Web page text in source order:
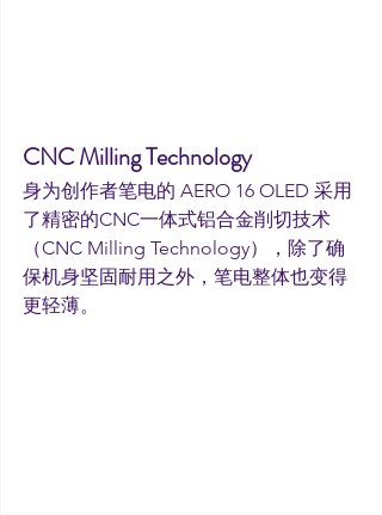
CNC Milling Technology
身为创作者笔电的 AERO 16 OLED 采用
了精密的CNC一体式铝合金削切技术
（CNC Milling Technology），除了确
保机身坚固耐用之外，笔电整体也变得
更轻薄。